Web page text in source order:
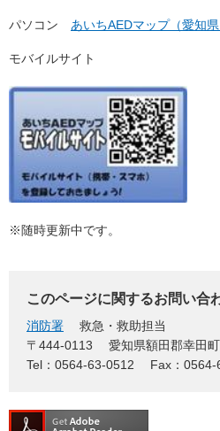
パソコン あいちAEDマップ（愛知県
モバイルサイト
※随時更新中です。
このページに関するお問い合
消防署
救急・救助担当
〒444-0113
愛知県額田郡幸田
Tel：0564-63-0512
Fax：0564-